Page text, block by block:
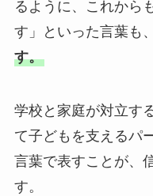
るように、これから
す」といった言葉も、
す。
学校と家庭が対立す
て子どもを支えるパ
言葉で表すことが、
す。